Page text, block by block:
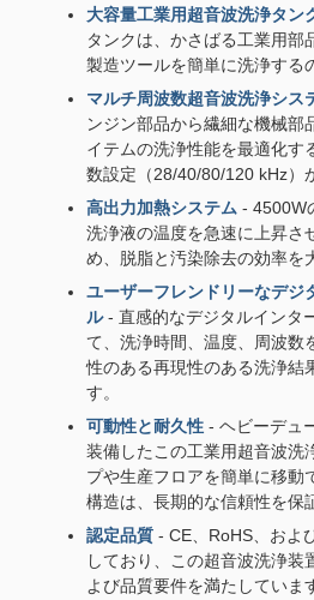
大容量工業用超音波洗浄タン
タンクは、かさばる工業用部
製造ツールを簡単に洗浄する
マルチ周波数超音波洗浄シス
ンジン部品から繊細な機械部
イテムの洗浄性能を最適化す
数設定（28/40/80/120 kHz）
高出力加熱システム - 4500W
洗浄液の温度を急速に上昇さ
め、脱脂と汚染除去の効率を
ユーザーフレンドリーなデジ
ル- 直感的なデジタルインタ
て、洗浄時間、温度、周波数
性のある再現性のある洗浄結
す。
可動性と耐久性 - ヘビーデュ
装備したこの工業用超音波洗
プや生産フロアを簡単に移動
構造は、長期的な信頼性を保
認定品質 - CE、RoHS、およ
しており、この超音波洗浄装
よび品質要件を満たしていま